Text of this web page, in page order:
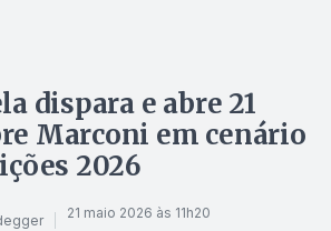
dispara e abre 21
Marconi em cenário
2026
21 maio 2026 às 11h20